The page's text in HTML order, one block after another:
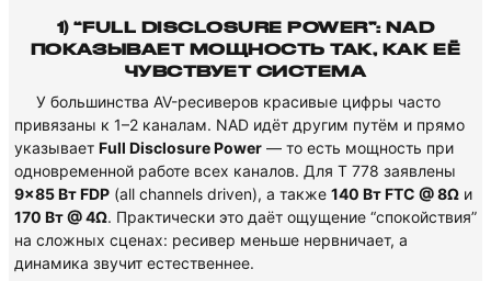
1) “FULL DISCLOSURE POWER”: NAD
ПОКАЗЫВАЕТ МОЩНОСТЬ ТАК, КАК ЕЁ
ЧУВСТВУЕТ СИСТЕМА
У большинства AV-ресиверов красивые цифры часто
привязаны к 1–2 каналам. NAD идёт другим путём и прямо
указывает Full Disclosure Power — то есть мощность при
одновременной работе всех каналов. Для T 778 заявлены
9×85 Вт FDP (all channels driven), а также 140 Вт FTC @ 8Ω и
170 Вт @ 4Ω. Практически это даёт ощущение “спокойствия”
на сложных сценах: ресивер меньше нервничает, а
динамика звучит естественнее.